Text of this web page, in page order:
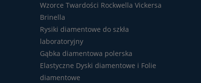
Wzorce Twardości Rockwella Vickersa
Brinella
Rysiki diamentowe do szkła
laboratoryjny
Gąbka diamentowa polerska
Elastyczne Dyski diamentowe i Folie
diamentowe